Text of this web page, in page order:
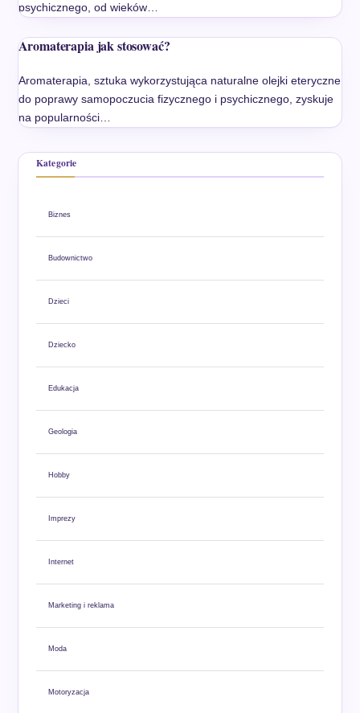
psychicznego, od wieków…
Aromaterapia jak stosować?
Aromaterapia, sztuka wykorzystująca naturalne olejki eteryczne
do poprawy samopoczucia fizycznego i psychicznego, zyskuje
na popularności…
Kategorie
Biznes
Budownictwo
Dzieci
Dziecko
Edukacja
Geologia
Hobby
Imprezy
Internet
Marketing i reklama
Moda
Motoryzacja